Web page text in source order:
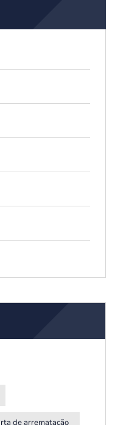
de arrematação